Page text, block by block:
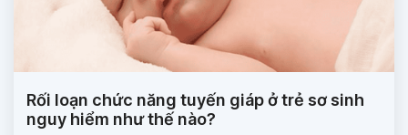
Rối loạn chức năng tuyến giáp ở trẻ sơ sinh
nguy hiểm như thế nào?